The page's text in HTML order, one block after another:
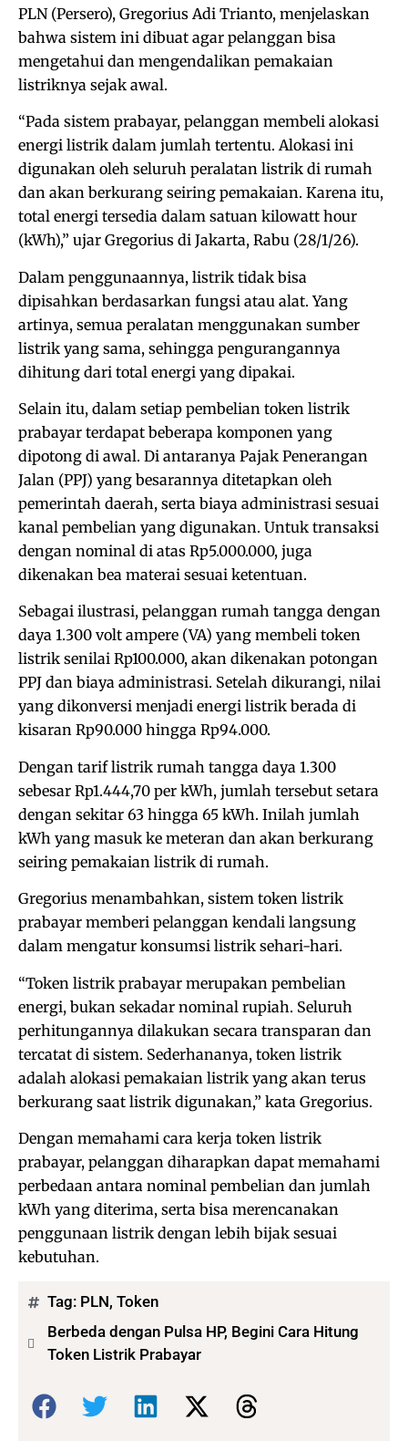
PLN (Persero), Gregorius Adi Trianto, menjelaskan
bahwa sistem ini dibuat agar pelanggan bisa
mengetahui dan mengendalikan pemakaian
listriknya sejak awal.
“Pada sistem prabayar, pelanggan membeli alokasi
energi listrik dalam jumlah tertentu. Alokasi ini
digunakan oleh seluruh peralatan listrik di rumah
dan akan berkurang seiring pemakaian. Karena itu,
total energi tersedia dalam satuan kilowatt hour
(kWh),” ujar Gregorius di Jakarta, Rabu (28/1/26).
Dalam penggunaannya, listrik tidak bisa
dipisahkan berdasarkan fungsi atau alat. Yang
artinya, semua peralatan menggunakan sumber
listrik yang sama, sehingga pengurangannya
dihitung dari total energi yang dipakai.
Selain itu, dalam setiap pembelian token listrik
prabayar terdapat beberapa komponen yang
dipotong di awal. Di antaranya Pajak Penerangan
Jalan (PPJ) yang besarannya ditetapkan oleh
pemerintah daerah, serta biaya administrasi sesuai
kanal pembelian yang digunakan. Untuk transaksi
dengan nominal di atas Rp5.000.000, juga
dikenakan bea materai sesuai ketentuan.
Sebagai ilustrasi, pelanggan rumah tangga dengan
daya 1.300 volt ampere (VA) yang membeli token
listrik senilai Rp100.000, akan dikenakan potongan
PPJ dan biaya administrasi. Setelah dikurangi, nilai
yang dikonversi menjadi energi listrik berada di
kisaran Rp90.000 hingga Rp94.000.
Dengan tarif listrik rumah tangga daya 1.300
sebesar Rp1.444,70 per kWh, jumlah tersebut setara
dengan sekitar 63 hingga 65 kWh. Inilah jumlah
kWh yang masuk ke meteran dan akan berkurang
seiring pemakaian listrik di rumah.
Gregorius menambahkan, sistem token listrik
prabayar memberi pelanggan kendali langsung
dalam mengatur konsumsi listrik sehari-hari.
“Token listrik prabayar merupakan pembelian
energi, bukan sekadar nominal rupiah. Seluruh
perhitungannya dilakukan secara transparan dan
tercatat di sistem. Sederhananya, token listrik
adalah alokasi pemakaian listrik yang akan terus
berkurang saat listrik digunakan,” kata Gregorius.
Dengan memahami cara kerja token listrik
prabayar, pelanggan diharapkan dapat memahami
perbedaan antara nominal pembelian dan jumlah
kWh yang diterima, serta bisa merencanakan
penggunaan listrik dengan lebih bijak sesuai
kebutuhan.
Tag: PLN, Token
Berbeda dengan Pulsa HP, Begini Cara Hitung
Token Listrik Prabayar
Bagikan: